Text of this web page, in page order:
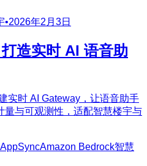
•2026年2月3日
造实时 AI 语音助
实时 AI Gateway，让语音助手
量与可观测性，适配智慧楼宇与
Amazon Bedrock智慧